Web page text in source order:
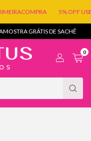
5% OFF
GRÁTIS DE SACHÊ
0